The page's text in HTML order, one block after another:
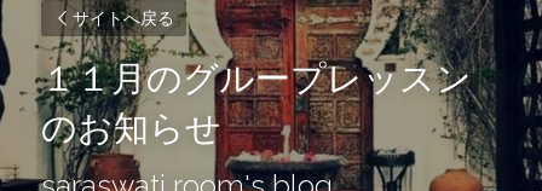
サイトへ戻る
１１月のグループレッスン
のお知らせ